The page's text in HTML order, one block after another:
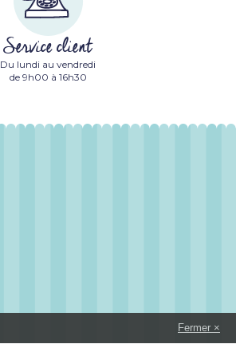
Fermer
Service client
Du lundi au vendredi
de 9h00 à 16h30